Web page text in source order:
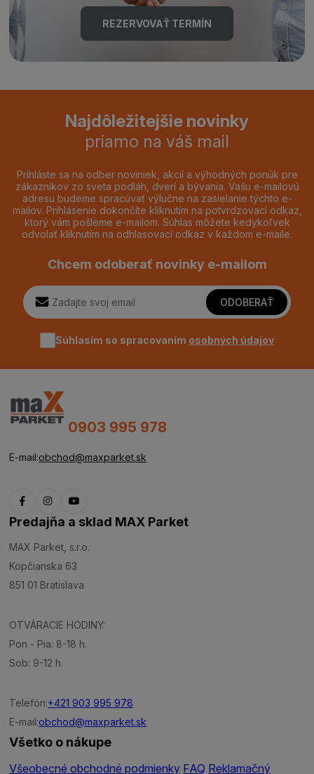
REZERVOVAŤ TERMÍN
Najdôležitejšie novinky
priamo na váš mail
Prihláste sa na odber noviniek, akcií a výhodných ponúk pre
zákazníkov zo sveta podláh, dverí a bývania. Vašu e-mailovú
adresu budeme spracúvať výlučne na zasielanie týchto e-
mailov. Prihlásenie dokončíte kliknutím na potvrdzovací odkaz,
ktorý vám pošleme e-mailom. Súhlas môžete kedykoľvek
odvolať kliknutím na odhlasovací odkaz v každom e-maile.
Chcem odoberať novinky e-mailom
ODOBERAŤ
Súhlasím so spracovaním osobných údajov
0903 995 978
E-mail:obchod@maxparket.sk
Predajňa a sklad MAX Parket
MAX Parket, s.r.o.
Kopčianska 63
851 01 Bratislava
OTVÁRACIE HODINY:
Pon - Pia: 8-18 h.
Sob: 9-12 h.
Telefón:+421 903 995 978
E-mail:obchod@maxparket.sk
Všetko o nákupe
Všeobecné obchodné podmienky FAQ Reklamačný